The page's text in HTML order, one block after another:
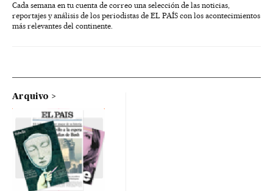
Cada semana en tu cuenta de correo una selección de las noticias,
reportajes y análisis de los periodistas de EL PAÍS con los acontecimientos
más relevantes del continente.
Arquivo